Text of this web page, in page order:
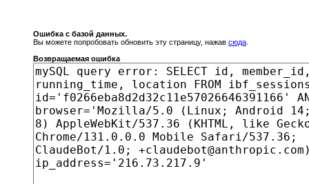
Ошибка с базой данных.
Вы можете попробовать обновить эту страницу, нажав сюда
Возвращаемая ошибка